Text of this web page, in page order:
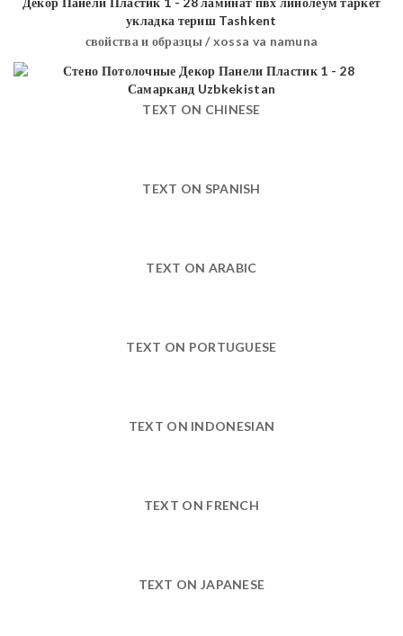
свойства и образцы / xossa va namuna
TEXT ON CHINESE
TEXT ON SPANISH
TEXT ON ARABIC
TEXT ON PORTUGUESE
TEXT ON INDONESIAN
TEXT ON FRENCH
TEXT ON JAPANESE